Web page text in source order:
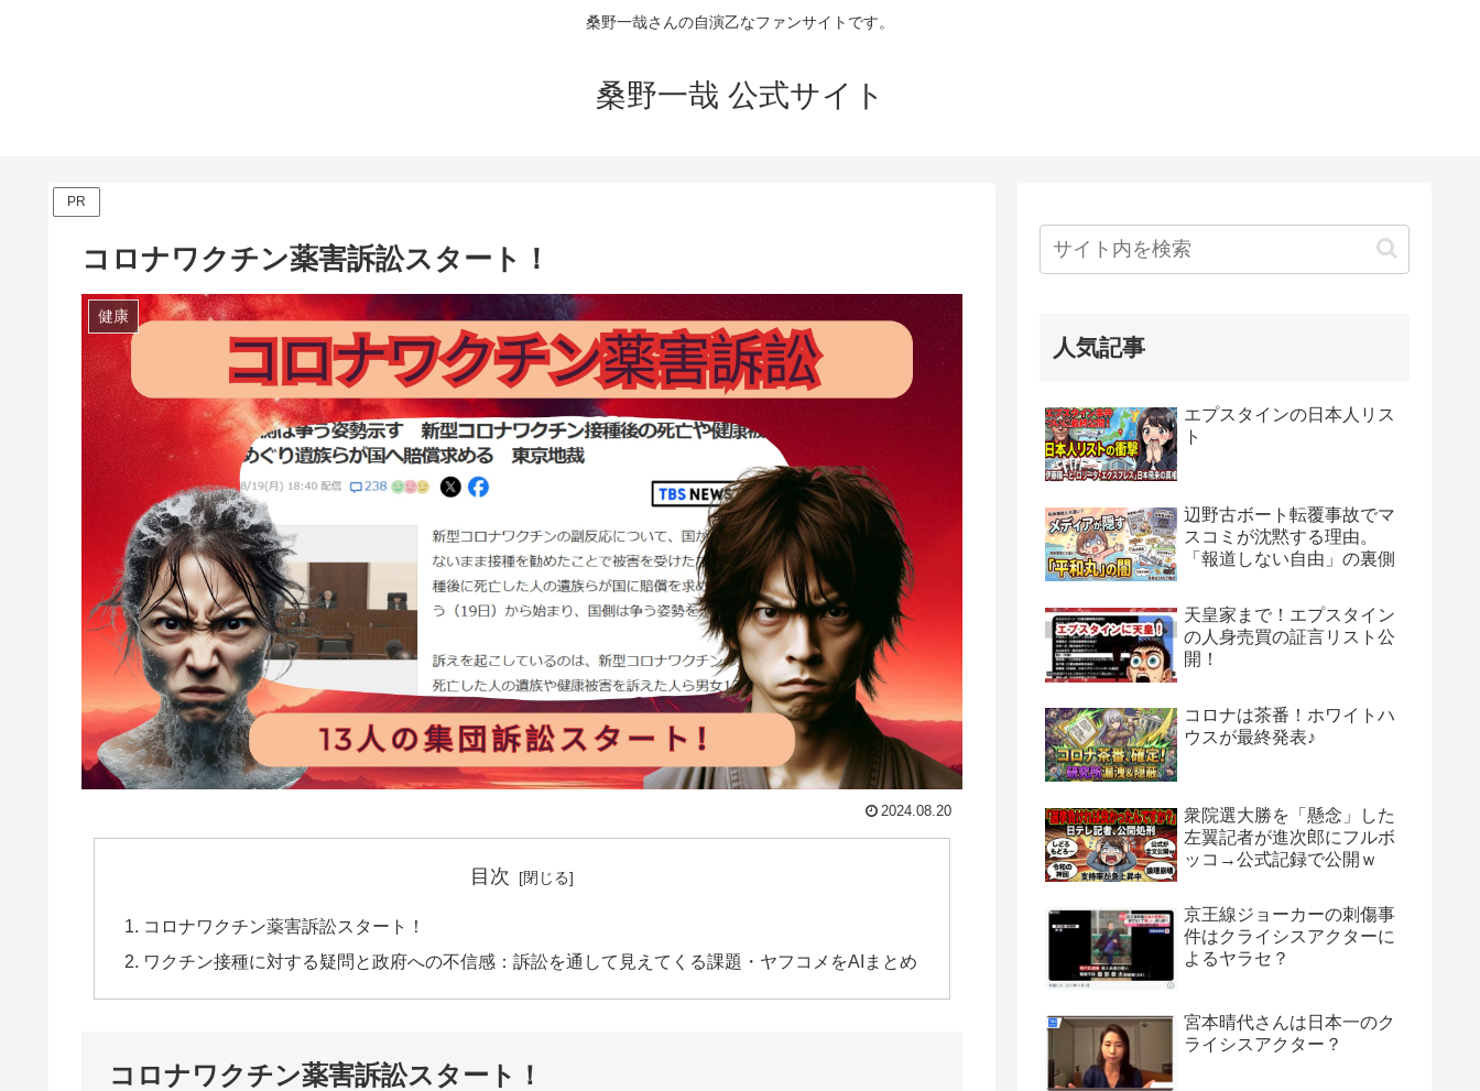
桑野一哉さんの自演乙なファンサイトです。
桑野一哉 公式サイト
PR
コロナワクチン薬害訴訟スタート！
健康
2024.08.20
目次
コロナワクチン薬害訴訟スタート！
ワクチン接種に対する疑問と政府への不信感：訴訟を通して見えてくる課題・ヤフコメをAIまとめ
コロナワクチン薬害訴訟スタート！
人気記事
エプスタインの日本人リス
ト
辺野古ボート転覆事故でマ
スコミが沈黙する理由。
「報道しない自由」の裏側
天皇家まで！エプスタイン
の人身売買の証言リスト公
開！
コロナは茶番！ホワイトハ
ウスが最終発表♪
衆院選大勝を「懸念」した
左翼記者が進次郎にフルボ
ッコ→公式記録で公開ｗ
京王線ジョーカーの刺傷事
件はクライシスアクターに
よるヤラセ？
宮本晴代さんは日本一のク
ライシスアクター？